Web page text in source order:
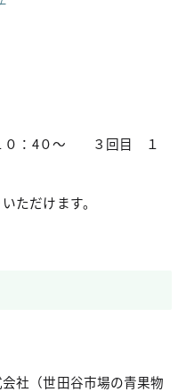
：4０～ ３回目 １
ただけます。
社（世田谷市場の青果物